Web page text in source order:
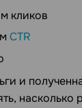
кликов
CTR
и
насколько